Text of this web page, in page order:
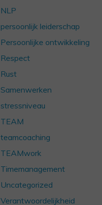
NLP
persoonlijk leiderschap
Persoonlijke ontwikkeling
Respect
Rust
Samenwerken
stressniveau
TEAM
teamcoaching
TEAMwork
Timemanagement
Uncategorized
Verantwoordelijkheid